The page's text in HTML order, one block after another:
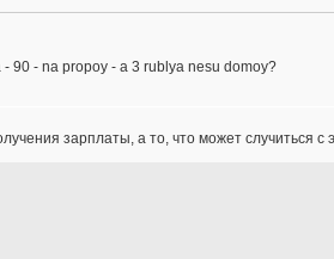
90 - na propoy - a 3 rublya nesu domoy?
зарплаты, а то, что может случиться с